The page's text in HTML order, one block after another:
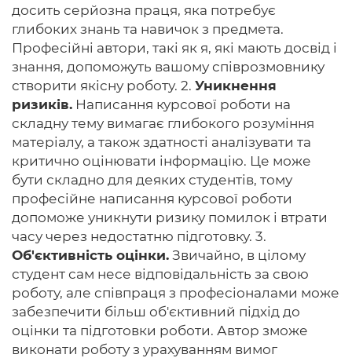
досить серйозна праця, яка потребує
глибоких знань та навичок з предмета.
Професійні автори, такі як я, які мають досвід і
знання, допоможуть вашому співрозмовнику
створити якісну роботу. 2. Уникнення
ризиків. Написання курсової роботи на
складну тему вимагає глибокого розуміння
матеріалу, а також здатності аналізувати та
критично оцінювати інформацію. Це може
бути складно для деяких студентів, тому
професійне написання курсової роботи
допоможе уникнути ризику помилок і втрати
часу через недостатню підготовку. 3.
Об'єктивність оцінки. Звичайно, в цілому
студент сам несе відповідальність за свою
роботу, але співпраця з професіоналами може
забезпечити більш об'єктивний підхід до
оцінки та підготовки роботи. Автор зможе
виконати роботу з урахуванням вимог